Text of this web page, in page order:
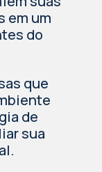
em um
do
que
de
sua